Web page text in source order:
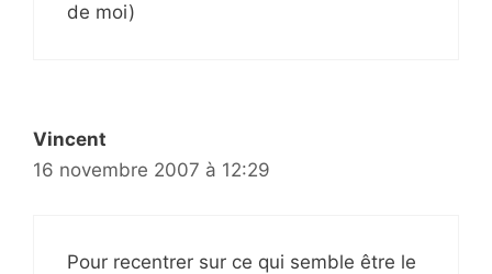
de moi)
Vincent
16 novembre 2007 à 12:29
Pour recentrer sur ce qui semble être le